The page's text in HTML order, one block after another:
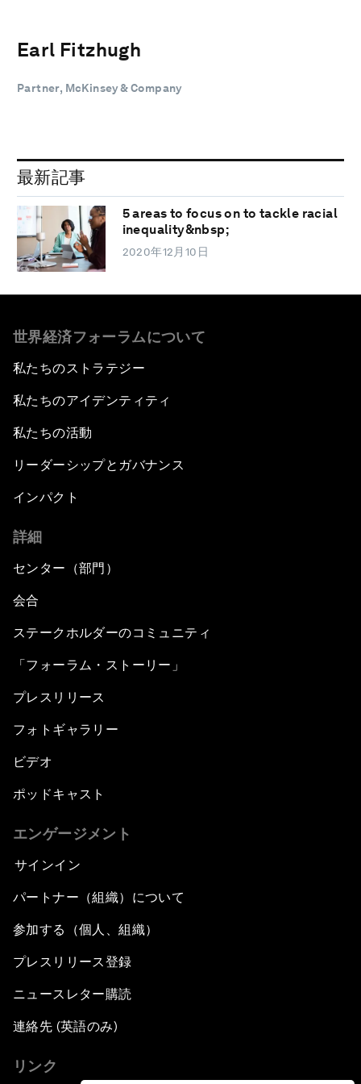
Earl Fitzhugh
Partner, McKinsey & Company
最新記事
5 areas to focus on to tackle racial
inequality&nbsp;
2020年12月10日
世界経済フォーラムについて
私たちのストラテジー
私たちのアイデンティティ
私たちの活動
リーダーシップとガバナンス
インパクト
詳細
センター（部門）
会合
ステークホルダーのコミュニティ
「フォーラム・ストーリー」
プレスリリース
フォトギャラリー
ビデオ
ポッドキャスト
エンゲージメント
サインイン
パートナー（組織）について
参加する（個人、組織）
プレスリリース登録
ニュースレター購読
連絡先 (英語のみ)
リンク